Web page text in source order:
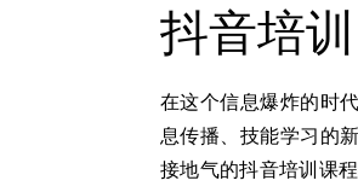
抖音培
在这个信息爆炸的时
息传播、技能学习的
接地气的抖音培训课